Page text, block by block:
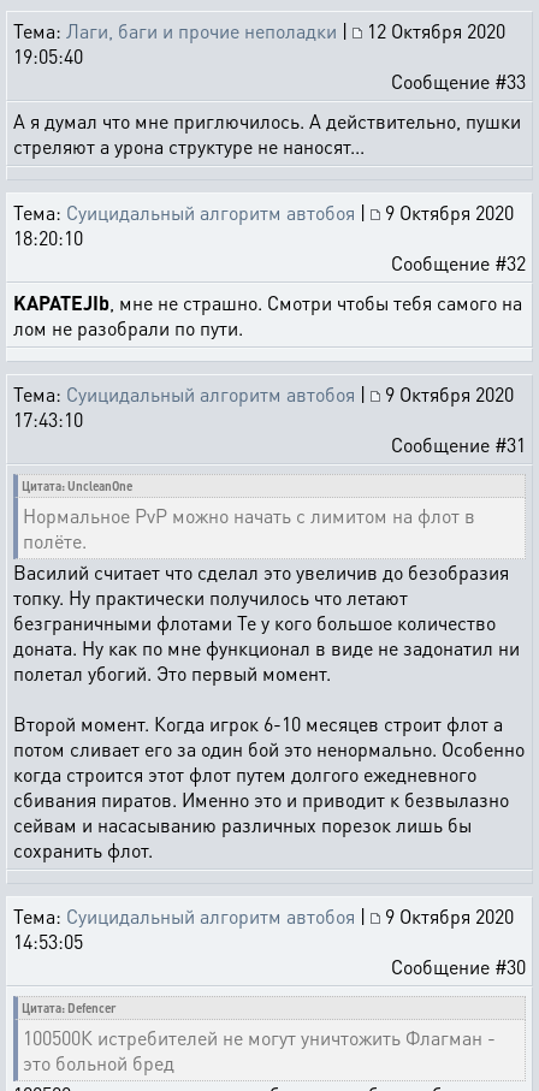
Тема: Лаги, баги и прочие неполадки |
12 Октября 2020
19:05:40
Сообщение #33
А я думал что мне приглючилось. А действительно, пушки
стреляют а урона структуре не наносят...
Тема: Суицидальный алгоритм автобоя |
9 Октября 2020
18:20:10
Сообщение #32
KAPATEJIb , мне не страшно. Смотри чтобы тебя самого на
лом не разобрали по пути.
Тема: Суицидальный алгоритм автобоя |
9 Октября 2020
17:43:10
Сообщение #31
Цитата: UncleanOne
Нормальное PvP можно начать с лимитом на флот в
полёте.
Василий считает что сделал это увеличив до безобразия
топку. Ну практически получилось что летают
безграничными флотами Те у кого большое количество
доната. Ну как по мне функционал в виде не задонатил ни
полетал убогий. Это первый момент.
Второй момент. Когда игрок 6-10 месяцев строит флот а
потом сливает его за один бой это ненормально. Особенно
когда строится этот флот путем долгого ежедневного
сбивания пиратов. Именно это и приводит к безвылазно
сейвам и насасыванию различных порезок лишь бы
сохранить флот.
Тема: Суицидальный алгоритм автобоя |
9 Октября 2020
14:53:05
Сообщение #30
Цитата: Defencer
100500К истребителей не могут уничтожить Флагман -
это больной бред